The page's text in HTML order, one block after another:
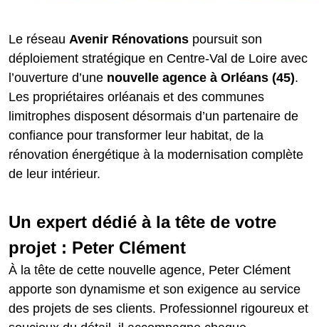
Le réseau Avenir Rénovations poursuit son
déploiement stratégique en Centre-Val de Loire avec
l’ouverture d’une nouvelle agence à Orléans (45).
Les propriétaires orléanais et des communes
limitrophes disposent désormais d’un partenaire de
confiance pour transformer leur habitat, de la
rénovation énergétique à la modernisation complète
de leur intérieur.
Un expert dédié à la tête de votre
projet : Peter Clément
À la tête de cette nouvelle agence, Peter Clément
apporte son dynamisme et son exigence au service
des projets de ses clients. Professionnel rigoureux et